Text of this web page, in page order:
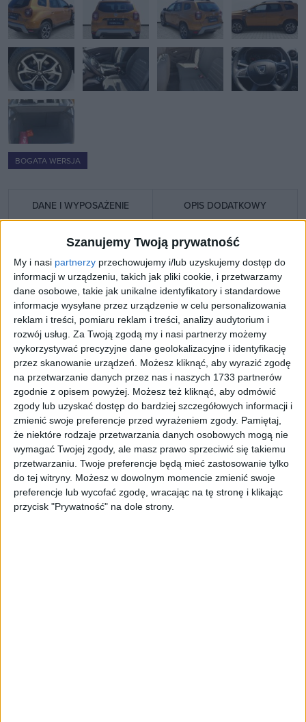
Szanujemy Twoją prywatność
My i nasi partnerzy przechowujemy i/lub uzyskujemy dostęp do
informacji w urządzeniu, takich jak pliki cookie, i przetwarzamy
dane osobowe, takie jak unikalne identyfikatory i standardowe
informacje wysyłane przez urządzenie w celu personalizowania
reklam i treści, pomiaru reklam i treści, analizy audytorium i
rozwój usług. Za Twoją zgodą my i nasi partnerzy możemy
wykorzystywać precyzyjne dane geolokalizacyjne i identyfikację
przez skanowanie urządzeń. Możesz kliknąć, aby wyrazić zgodę
na przetwarzanie danych przez nas i naszych 1733 partnerów
zgodnie z opisem powyżej. Możesz też kliknąć, aby odmówić
zgody lub uzyskać dostęp do bardziej szczegółowych informacji i
zmienić swoje preferencje przed wyrażeniem zgody. Pamiętaj,
że niektóre rodzaje przetwarzania danych osobowych mogą nie
wymagać Twojej zgody, ale masz prawo sprzeciwić się takiemu
przetwarzaniu. Twoje preferencje będą mieć zastosowanie tylko
do tej witryny. Możesz w dowolnym momencie zmienić swoje
preferencje lub wycofać zgodę, wracając na tę stronę i klikając
przycisk "Prywatność" na dole strony.
BOGATA WERSJA
DANE I WYPOSAŻENIE OPIS DODATKOWY
Numer oferty: AAU05476IE
Rocznik: 2021
Pierwsza rejestracja: 2021-07-28
VIN: VF1HJD20667708594
Przebieg: 102 393 km
Typ nadwozia: SUV
Typ silnika: benzynowy + gaz